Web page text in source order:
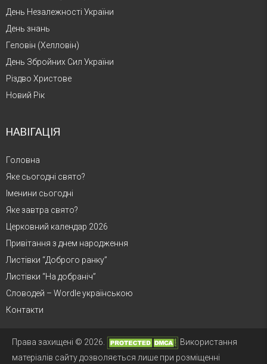
День Незалежності України
День знань
Геловін (Хелловін)
День Збройних Сил України
Різдво Христове
Новий Рік
НАВІГАЦІЯ
Головна
Яке сьогодні свято?
Іменини сьогодні
Яке завтра свято?
Церковний календар 2026
Привітання з днем народження
Листівки “Доброго ранку”
Листівки “На добраніч”
Словодей – Wordle українською
Контакти
Права захищені © 2026.
Використання
матеріалів сайту дозволяється лише при розміщенні